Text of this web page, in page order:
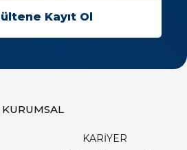
KURUMSAL
KARİYER